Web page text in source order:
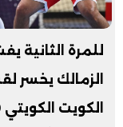
للمرة الثانية
الزمالك يخسر
الكويت الكويتي 30 / 31